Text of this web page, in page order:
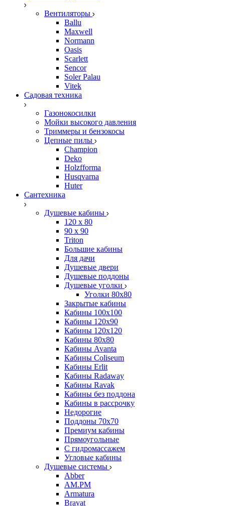
Вентиляторы
Ballu
Maxwell
Normann
Oasis
Scarlett
Sencor
Soler Palau
Vitek
Садовая техника
Газонокосилки
Мойки высокого давления
Триммеры и бензокосы
Цепные пилы
Champion
Deko
Holzfforma
Husqvarna
Huter
Сантехника
Душевые кабины
120 x 80
90 х 90
Triton
Большие кабины
Для дачи
Душевые двери
Душевые поддоны
Душевые уголки
Уголки 80х80
Закрытые кабины
Кабины 100x100
Кабины 120x90
Кабины 120х120
Кабины 80х80
Кабины Avanta
Кабины Coliseum
Кабины Erlit
Кабины Radaway
Кабины Ravak
Кабины без поддона
Кабины в рассрочку
Недорогие
Поддоны 70x70
Премиум кабины
Прямоугольные
С гидромассажем
Угловые кабины
Душевые системы
Abber
AM.PM
Armatura
Bravat